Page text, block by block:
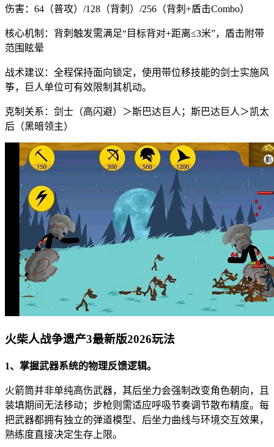
伤害：64（普攻）/128（背刺）/256（背刺+盾击Combo）
核心机制：背刺触发需满足“目标背对+距离≤3米”，盾击附带
范围眩晕
战术建议：全程保持面向锁定，使用带位移技能的剑士实施风
筝，巨人单位可有效限制其机动。
克制关系：剑士（高闪避）＞斯巴达巨人；斯巴达巨人＞凯太
后（黑暗领主）
火柴人战争遗产3最新版2026玩法
1、掌握武器系统的物理反馈逻辑。
火箭筒并非单纯高伤武器，其后坐力会强制改变角色朝向，且
装填期间无法移动；步枪则需适应呼吸节奏调节散布精度。每
把武器都拥有独立的弹道模型、后坐力曲线与环境交互效果，
熟练度直接决定生存上限。